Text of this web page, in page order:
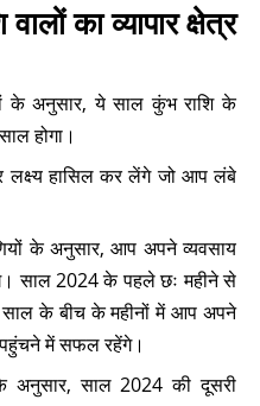
का व्यापार क्षेत्र
के अनुसार, ये साल कुंभ राशि के
होगा।
हासिल कर लेंगे जो आप लंबे
के अनुसार, आप अपने व्यवसाय
साल 2024 के पहले छः महीने से
साल के बीच के महीनों में आप अपने
पहुंचने में सफल रहेंगे।
साल 2024 की दूसरी